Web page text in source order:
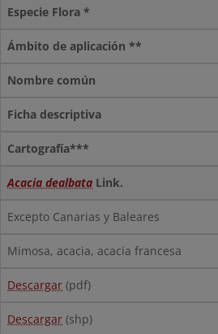
Especie Flora *
Ámbito de aplicación **
Nombre común
Ficha descriptiva
Cartografía***
Acacia dealbata Link.
Excepto Canarias y Baleares
Mimosa, acacia, acacia francesa
Descargar (pdf)
Descargar (shp)